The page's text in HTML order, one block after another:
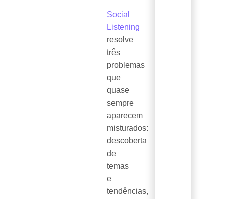
Social
Listening
resolve
três
problemas
que
quase
sempre
aparecem
misturados:
descoberta
de
temas
e
tendências,